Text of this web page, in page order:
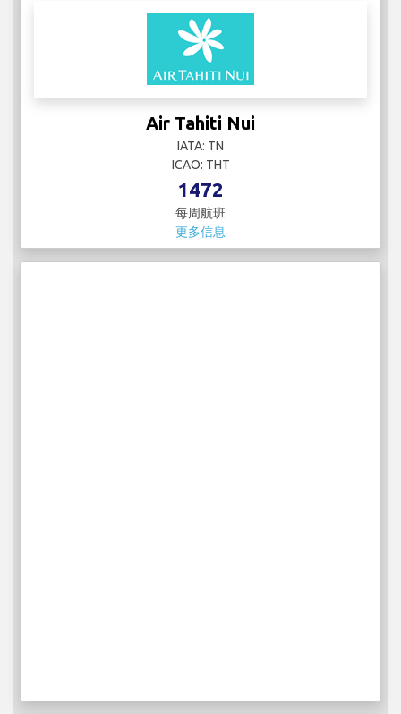
Air Tahiti Nui
IATA: TN
ICAO: THT
1472
每周航班
更多信息